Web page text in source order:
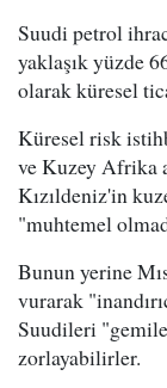
Suudi petrol
yaklaşık yüzde
olarak küresel
Küresel risk
ve Kuzey Afrika
Kızıldeniz'in
"muhtemel
Bunun yerine
vurarak
Suudileri
zorlayabilirler.